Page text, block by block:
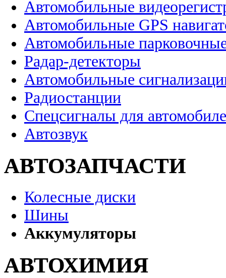
Автомобильные
Автомобильные GPS
Автомобильные
Радар-детекторы
Автомобильные
Радиостанции
Спецсигналы для
Автозвук
АВТОЗАПЧАСТИ
Колесные диски
Шины
Аккумуляторы
АВТОХИМИЯ